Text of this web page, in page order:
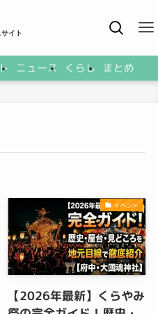
イト
ニュース くらし まとめ
イベント
【2026年最新】くらやみ